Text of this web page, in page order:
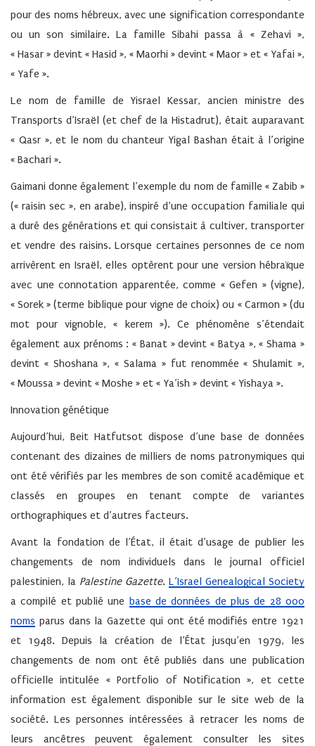
pour des noms hébreux, avec une signification correspondante
ou un son similaire. La famille Sibahi passa à « Zehavi »,
« Hasar » devint « Hasid », « Maorhi » devint « Maor » et « Yafai »,
« Yafe ».
Le nom de famille de Yisrael Kessar, ancien ministre des
Transports d’Israël (et chef de la Histadrut), était auparavant
« Qasr », et le nom du chanteur Yigal Bashan était à l’origine
« Bachari ».
Gaimani donne également l’exemple du nom de famille « Zabib »
(« raisin sec », en arabe), inspiré d’une occupation familiale qui
a duré des générations et qui consistait à cultiver, transporter
et vendre des raisins. Lorsque certaines personnes de ce nom
arrivèrent en Israël, elles optèrent pour une version hébraïque
avec une connotation apparentée, comme « Gefen » (vigne),
« Sorek » (terme biblique pour vigne de choix) ou « Carmon » (du
mot pour vignoble, « kerem »). Ce phénomène s’étendait
également aux prénoms : « Banat » devint « Batya », « Shama »
devint « Shoshana », « Salama » fut renommée « Shulamit »,
« Moussa » devint « Moshe » et « Ya’ish » devint « Yishaya ».
Innovation génétique
Aujourd’hui, Beit Hatfutsot dispose d’une base de données
contenant des dizaines de milliers de noms patronymiques qui
ont été vérifiés par les membres de son comité académique et
classés en groupes en tenant compte de variantes
orthographiques et d’autres facteurs.
Avant la fondation de l’État, il était d’usage de publier les
changements de nom individuels dans le journal officiel
palestinien, la Palestine Gazette. L’Israel Genealogical Society
a compilé et publié une base de données de plus de 28 000
noms parus dans la Gazette qui ont été modifiés entre 1921
et 1948. Depuis la création de l’État jusqu’en 1979, les
changements de nom ont été publiés dans une publication
officielle intitulée « Portfolio of Notification », et cette
information est également disponible sur le site web de la
société. Les personnes intéressées à retracer les noms de
leurs ancêtres peuvent également consulter les sites